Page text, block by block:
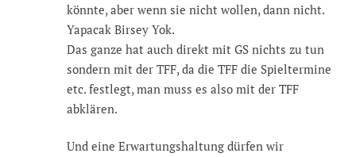
könnte, aber wenn sie nicht wollen, dann nicht.
Yapacak Birsey Yok.
Das ganze hat auch direkt mit GS nichts zu tun
sondern mit der TFF, da die TFF die Spieltermine
etc. festlegt, man muss es also mit der TFF
abklären.
Und eine Erwartungshaltung dürfen wir